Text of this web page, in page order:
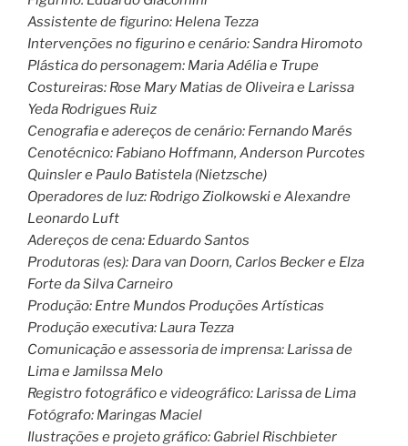
Assistente de figurino: Helena Tezza
Intervenções no figurino e cenário: Sandra Hiromoto
Plástica do personagem: Maria Adélia e Trupe
Costureiras: Rose Mary Matias de Oliveira e Larissa
Yeda Rodrigues Ruiz
Cenografia e adereços de cenário: Fernando Marés
Cenotécnico: Fabiano Hoffmann, Anderson Purcotes
Quinsler e Paulo Batistela (Nietzsche)
Operadores de luz: Rodrigo Ziolkowski e Alexandre
Leonardo Luft
Adereços de cena: Eduardo Santos
Produtoras (es): Dara van Doorn, Carlos Becker e Elza
Forte da Silva Carneiro
Produção: Entre Mundos Produções Artísticas
Produção executiva: Laura Tezza
Comunicação e assessoria de imprensa: Larissa de
Lima e Jamilssa Melo
Registro fotográfico e videográfico: Larissa de Lima
Fotógrafo: Maringas Maciel
Ilustrações e projeto gráfico: Gabriel Rischbieter